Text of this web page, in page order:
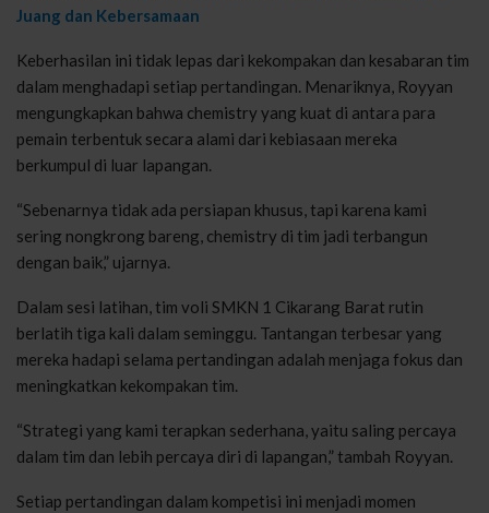
Juang dan Kebersamaan
Keberhasilan ini tidak lepas dari kekompakan dan kesabaran tim
dalam menghadapi setiap pertandingan. Menariknya, Royyan
mengungkapkan bahwa chemistry yang kuat di antara para
pemain terbentuk secara alami dari kebiasaan mereka
berkumpul di luar lapangan.
“Sebenarnya tidak ada persiapan khusus, tapi karena kami
sering nongkrong bareng, chemistry di tim jadi terbangun
dengan baik,” ujarnya.
Dalam sesi latihan, tim voli SMKN 1 Cikarang Barat rutin
berlatih tiga kali dalam seminggu. Tantangan terbesar yang
mereka hadapi selama pertandingan adalah menjaga fokus dan
meningkatkan kekompakan tim.
“Strategi yang kami terapkan sederhana, yaitu saling percaya
dalam tim dan lebih percaya diri di lapangan,” tambah Royyan.
Setiap pertandingan dalam kompetisi ini menjadi momen